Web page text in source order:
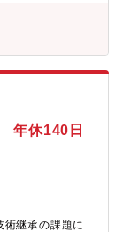
年休140日
術継承の課題に